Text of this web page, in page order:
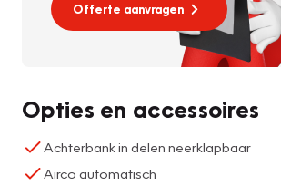
Offerte aanvragen
Opties en accessoires
Achterbank in delen neerklapbaar
Airco automatisch